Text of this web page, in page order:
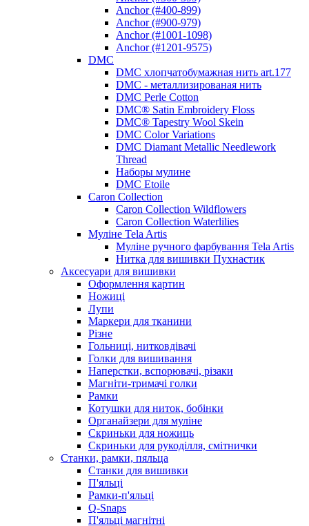
Anchor (#400-899)
Anchor (#900-979)
Anchor (#1001-1098)
Anchor (#1201-9575)
DMC
DMC хлопчатобумажная нить art.177
DMC - металлизированая нить
DMC Perle Cotton
DMC® Satin Embroidery Floss
DMC® Tapestry Wool Skein
DMC Color Variations
DMC Diamant Metallic Needlework
Thread
Наборы мулине
DMC Etoile
Caron Collection
Caron Collection Wildflowers
Caron Collection Waterlilies
Муліне Tela Artis
Муліне ручного фарбування Tela Artis
Нитка для вишивки Пухнастик
Аксесуари для вишивки
Оформлення картин
Ножиці
Лупи
Маркери для тканини
Різне
Гольниці, нитковдівачі
Голки для вишивання
Наперстки, вспорювачі, різаки
Магніти-тримачі голки
Рамки
Котушки для ниток, бобінки
Органайзери для муліне
Скриньки для ножиць
Скриньки для рукоділля, смітнички
Станки, рамки, пяльца
Станки для вишивки
П'яльці
Рамки-п'яльці
Q-Snaps
П'яльці магнітні